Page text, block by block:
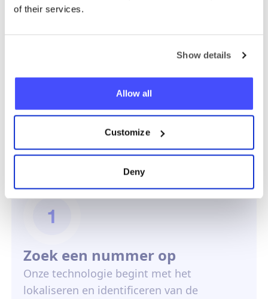
of their services.
Show details
Allow all
Customize
Deny
Mark
Hoe werkt het?
Zoek een nummer op
Onze technologie begint met het
lokaliseren en identificeren van de